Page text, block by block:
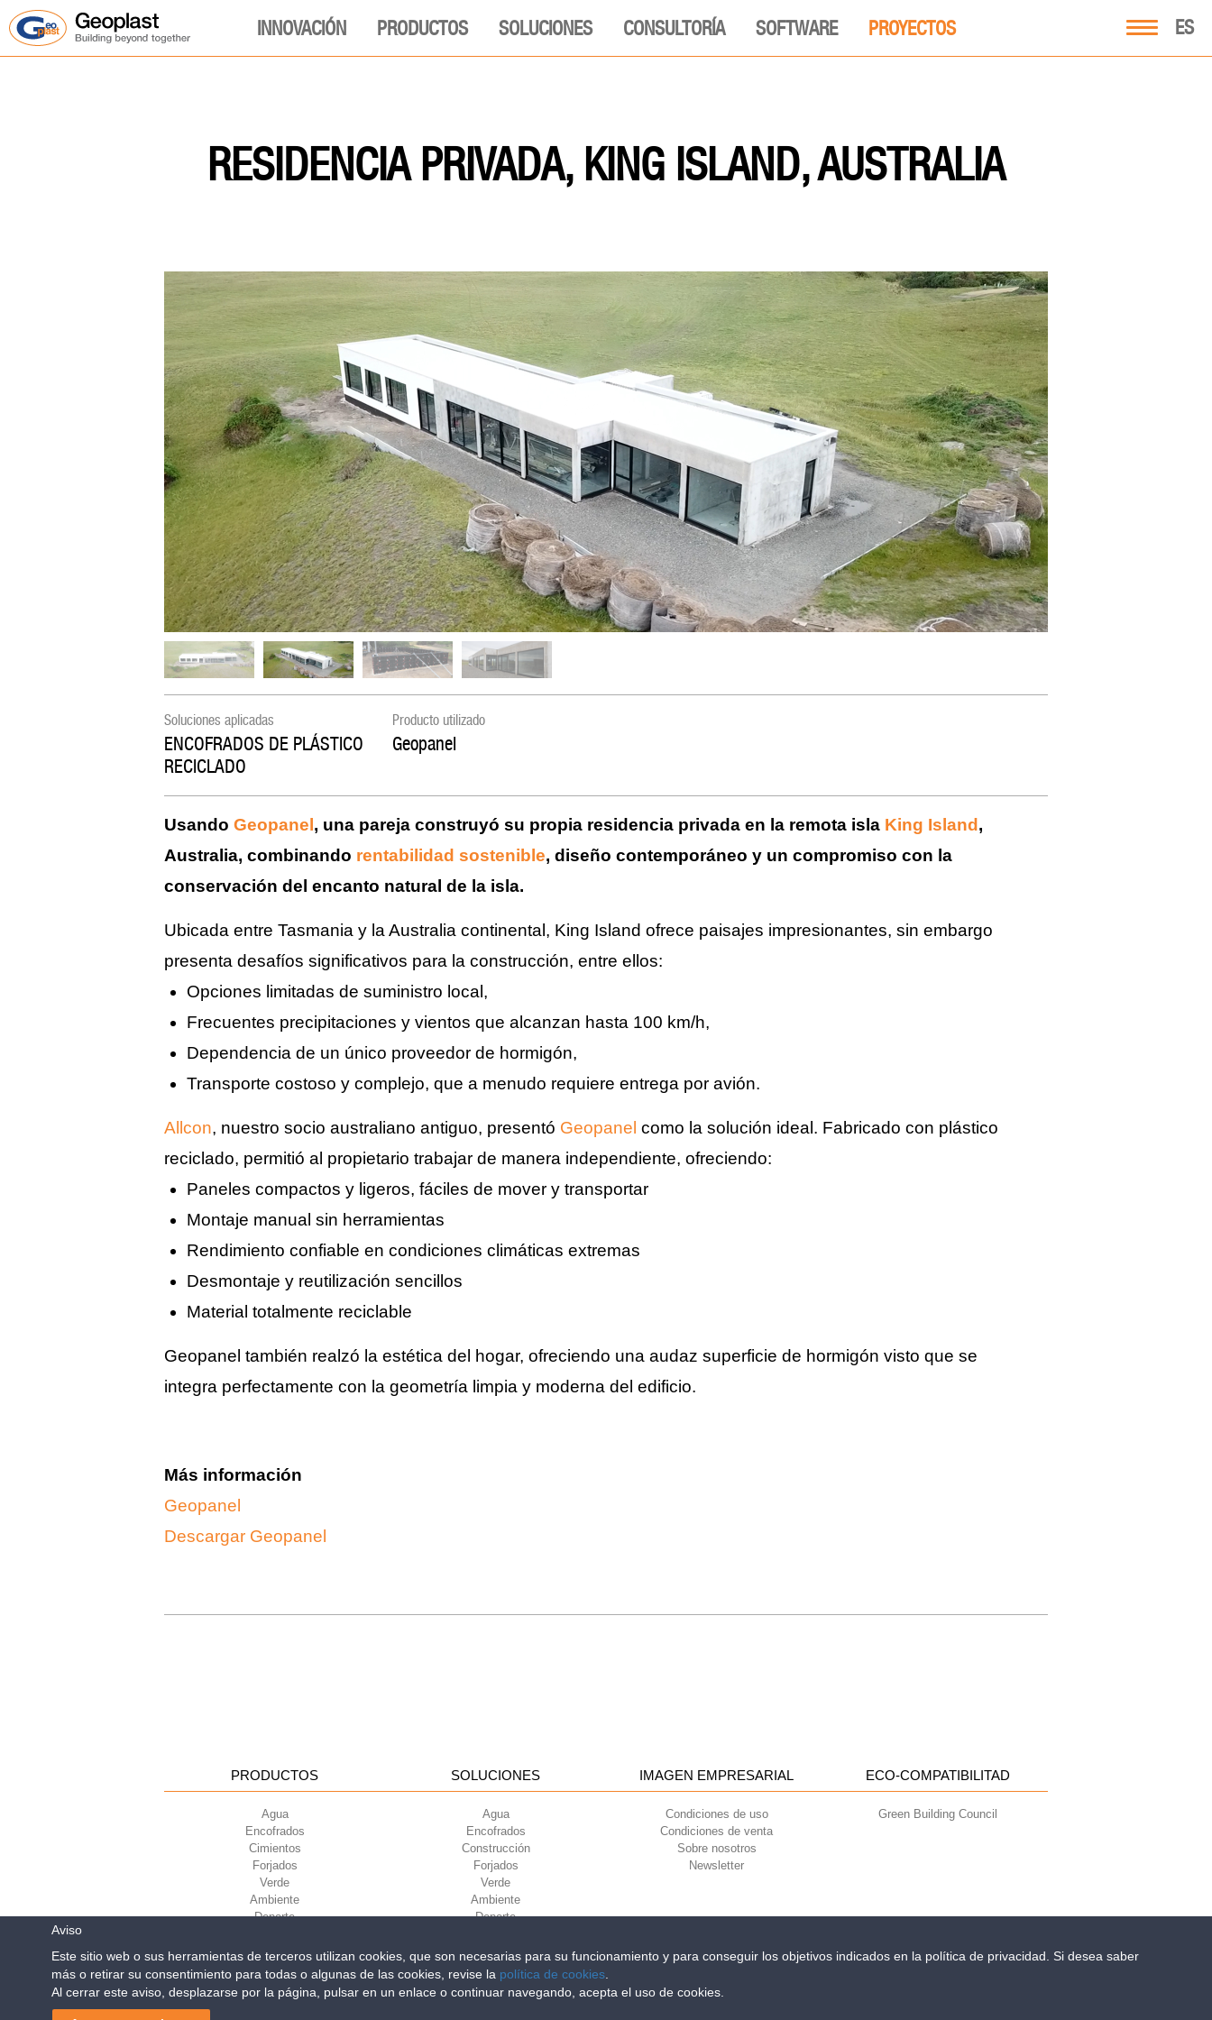
ES
INNOVACIÓN PRODUCTOS SOLUCIONES CONSULTORÍA SOFTWARE PROYECTOS
RESIDENCIA PRIVADA, KING ISLAND, AUSTRALIA
Soluciones aplicadas
ENCOFRADOS DE PLÁSTICO
RECICLADO
Producto utilizado
Geopanel
Usando Geopanel , una pareja construyó su propia residencia privada en la remota isla King Island ,
Australia, combinando rentabilidad sostenible, diseño contemporáneo y un compromiso con la
conservación del encanto natural de la isla.
Ubicada entre Tasmania y la Australia continental, King Island ofrece paisajes impresionantes, sin embargo
presenta desafíos significativos para la construcción, entre ellos:
Opciones limitadas de suministro local,
Frecuentes precipitaciones y vientos que alcanzan hasta 100 km/h,
Dependencia de un único proveedor de hormigón,
Transporte costoso y complejo, que a menudo requiere entrega por avión.
Allcon, nuestro socio australiano antiguo, presentó Geopanel como la solución ideal. Fabricado con plástico
reciclado, permitió al propietario trabajar de manera independiente, ofreciendo:
Paneles compactos y ligeros, fáciles de mover y transportar
Montaje manual sin herramientas
Rendimiento confiable en condiciones climáticas extremas
Desmontaje y reutilización sencillos
Material totalmente reciclable
Geopanel también realzó la estética del hogar, ofreciendo una audaz superficie de hormigón visto que se
integra perfectamente con la geometría limpia y moderna del edificio.
Más información
Geopanel
Descargar Geopanel
PRODUCTOS
Agua
Encofrados
Cimientos
Forjados
Verde
Ambiente
Deporte
SOLUCIONES
Agua
Encofrados
Construcción
Forjados
Verde
Ambiente
Deporte
IMAGEN EMPRESARIAL
Condiciones de uso
Condiciones de venta
Sobre nosotros
Newsletter
ECO-COMPATIBILITAD
Green Building Council
Geoplast S.p.A.| Via Martiri della Libertà, 6/8 - 35010 Grantorto (Padova) ITALY - Tel
Reg. Impr. PD. n. 03285310284 - R.E.A. n. 300667 P.IVA e C.F. 03285310284 | Cap. Soc. Euro 2.000.000 i.v. |
Aviso
Este sitio web o sus herramientas de terceros utilizan cookies, que son necesarias para su funcionamiento y para conseguir los objetivos indicados en la política de privacidad. Si desea saber
más o retirar su consentimiento para todas o algunas de las cookies, revise la política de cookies
Al cerrar este aviso, desplazarse por la página, pulsar en un enlace o continuar navegando, acepta el uso de cookies.